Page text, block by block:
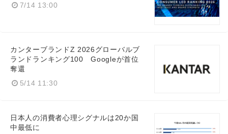
7/14 13:00
カンターブランドZ 2026グローバルブ
ランドランキング100 Googleが首位
奪還
5/14 11:30
日本人の消費者心理シグナルは20か国
中最低に